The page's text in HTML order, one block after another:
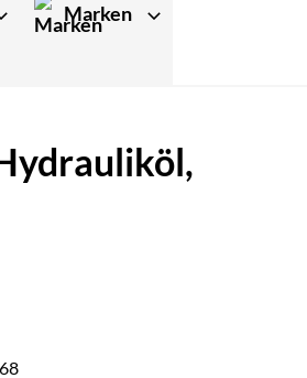
Marken